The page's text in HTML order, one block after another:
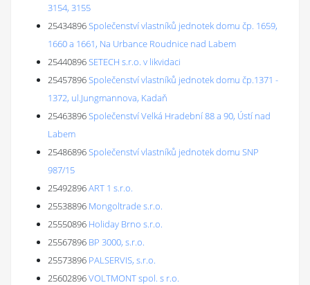
3154, 3155
25434896Společenství vlastníků jednotek domu čp. 1659,
1660 a 1661, Na Urbance Roudnice nad Labem
25440896SETECH s.r.o. v likvidaci
25457896Společenství vlastníků jednotek domu čp.1371 -
1372, ul.Jungmannova, Kadaň
25463896Společenství Velká Hradební 88 a 90, Ústí nad
Labem
25486896Společenství vlastníků jednotek domu SNP
987/15
25492896ART 1 s.r.o.
25538896 Mongoltrade s.r.o.
25550896 Holiday Brno s.r.o.
25567896 BP 3000, s.r.o.
25573896 PALSERVIS, s.r.o.
25602896VOLTMONT spol. s r.o.